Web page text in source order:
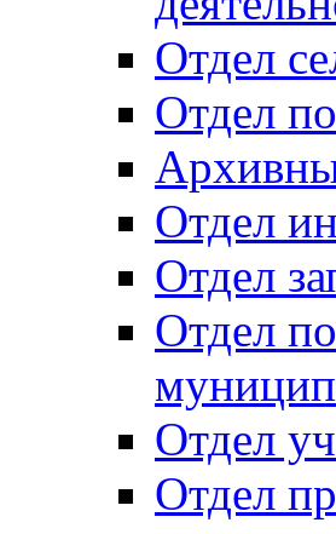
Отдел
Отдел
Отдел
Отдел
Отдел
Отдел
Отдел